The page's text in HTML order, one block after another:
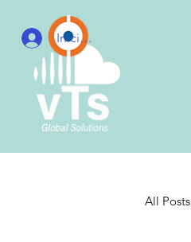
Iniciar sesión
All Posts